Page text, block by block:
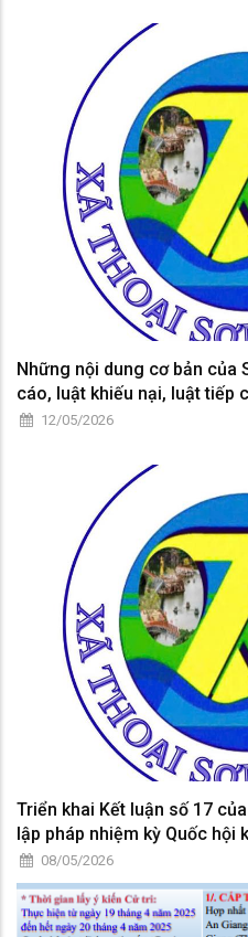
Những nội dung cơ bản của
cáo, luật khiếu nại, luật tiếp
12/05/2026
Triển khai Kết luận số 17
lập pháp nhiệm kỳ Quốc hội
08/05/2026